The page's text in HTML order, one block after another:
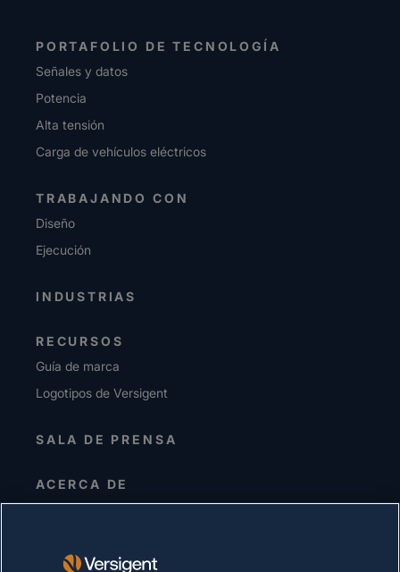
PORTAFOLIO DE TECNOLOGÍA
Señales y datos
Potencia
Alta tensión
Carga de vehículos eléctricos
TRABAJANDO CON
Diseño
Ejecución
INDUSTRIAS
RECURSOS
Guía de marca
Logotipos de Versigent
SALA DE PRENSA
ACERCA DE
Alta dirección
Proveedores